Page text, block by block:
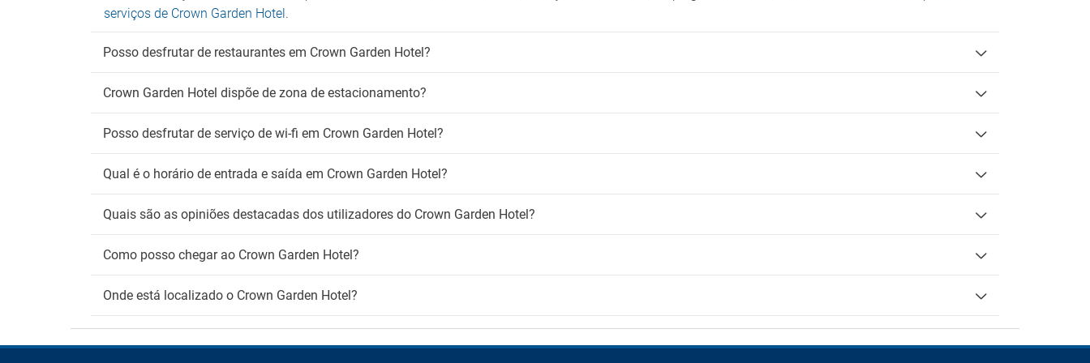
serviços de Crown Garden Hotel.
Posso desfrutar de restaurantes em Crown Garden Hotel?
Crown Garden Hotel dispõe de zona de estacionamento?
Posso desfrutar de serviço de wi-fi em Crown Garden Hotel?
Qual é o horário de entrada e saída em Crown Garden Hotel?
Quais são as opiniões destacadas dos utilizadores do Crown Garden Hotel?
Como posso chegar ao Crown Garden Hotel?
Onde está localizado o Crown Garden Hotel?